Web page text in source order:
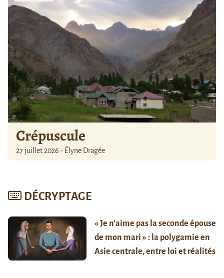
Crépuscule
27 juillet 2026 - Élyne Dragée
DÉCRYPTAGE
« Je n’aime pas la seconde épouse
de mon mari » : la polygamie en
Asie centrale, entre loi et réalités